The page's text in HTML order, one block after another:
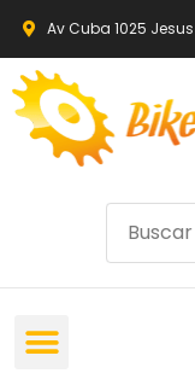
Av Cuba 1025